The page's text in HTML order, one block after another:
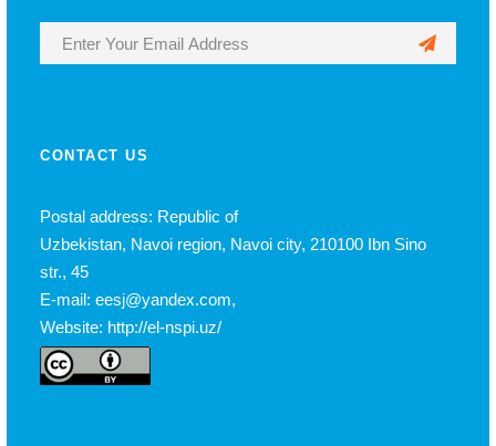
CONTACT US
Postal address: Republic of
Uzbekistan, Navoi region, Navoi city, 210100 Ibn Sino
str., 45
E-mail: eesj@yandex.com,
Website: http://el-nspi.uz/